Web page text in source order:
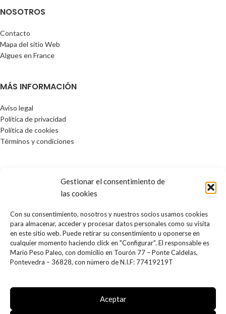
Gestionar el consentimiento de
las cookies
Con su consentimiento, nosotros y nuestros socios usamos cookies
para almacenar, acceder y procesar datos personales como su visita
en este sitio web. Puede retirar su consentimiento u oponerse en
cualquier momento haciendo click en "Configurar". El responsable es
Mario Peso Paleo, con domicilio en Tourón 77 – Ponte Caldelas,
Pontevedra – 36828, con número de N.I.F: 77419219T
Aceptar
NOSOTROS
Contacto
Mapa del sitio Web
Algues en France
MÁS INFORMACIÓN
Aviso legal
Política de privacidad
Política de cookies
Términos y condiciones
Tienda online creada por Agencia Clover
PROGRAMA KIT DIGITAL COFINANCIADO POR LOS FONDOS NEXT